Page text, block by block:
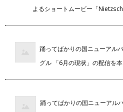
よるショートムービー「
踊ってばかりの国ニューアル
グル 「6月の現状」の配信を
踊ってばかりの国ニューアル